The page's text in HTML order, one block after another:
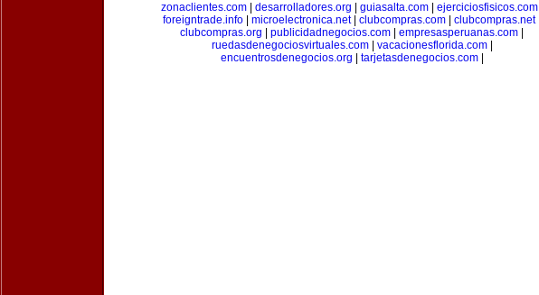
zonaclientes.com| desarrolladores.org guiasalta.com| ejerciciosfisicos.com|
foreigntrade.info
microelectronica.net| clubcompras.com clubcompras.net|
clubcompras.org
publicidadnegocios.com empresasperuanas.com
ruedasdenegociosvirtuales.com| vacacionesflorida.com|
encuentrosdenegocios.org
tarjetasdenegocios.com|